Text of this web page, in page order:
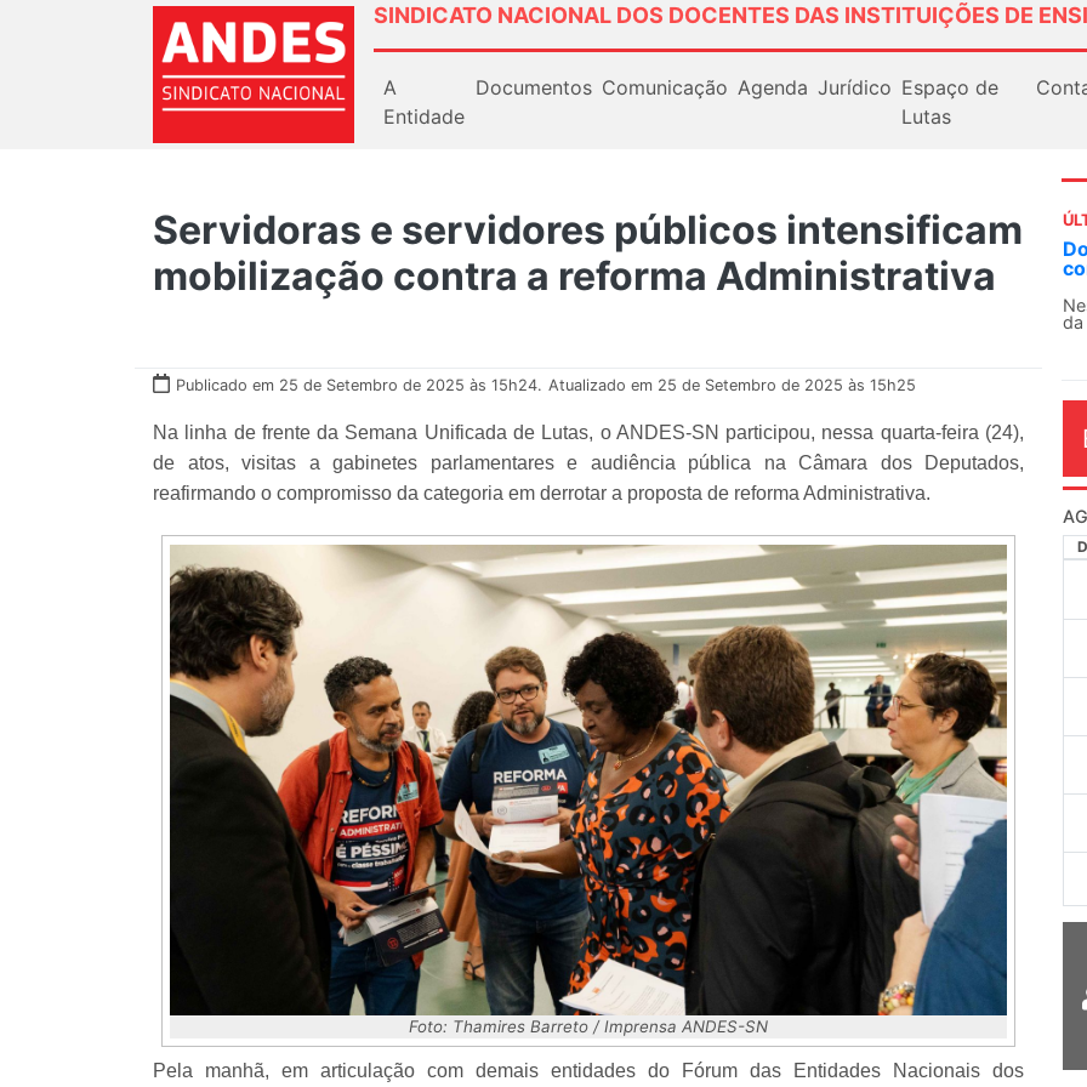
SINDICATO NACIONAL DOS DOCENTES DAS INSTITUIÇÕES DE
A
Entidade
Documentos Comunicação Agenda Jurídico Espaço de
Lutas
Servidoras e servidores públicos intensificam
mobilização contra a reforma Administrativa
Publicado em 25 de Setembro de 2025 às 15h24. Atualizado em 25 de Setembro de 2025 às 15h25
Na linha de frente da Semana Unificada de Lutas, o ANDES-SN participou, nessa quarta-feira (24),
de atos, visitas a gabinetes parlamentares e audiência pública na Câmara dos Deputados,
reafirmando o compromisso da categoria em derrotar a proposta de reforma Administrativa.
Foto: Thamires Barreto / Imprensa ANDES-SN
Pela manhã, em articulação com demais entidades do Fórum das Entidades Nacionais dos
O